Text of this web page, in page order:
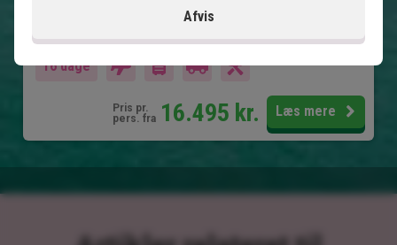
16 dage
Pris pr.
pers. fra 16.495 kr. Læs mere
Afvis